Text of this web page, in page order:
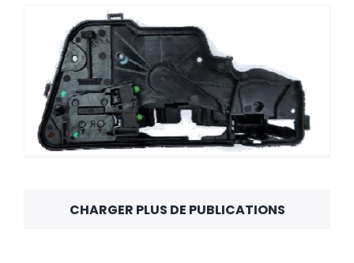
Micro-interrupteur coulissant Toneluck
MQS-9B
CHARGER PLUS DE PUBLICATIONS